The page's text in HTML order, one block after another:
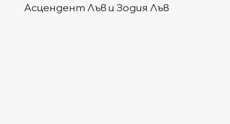
Асцендент Лъв и Зодия Лъв